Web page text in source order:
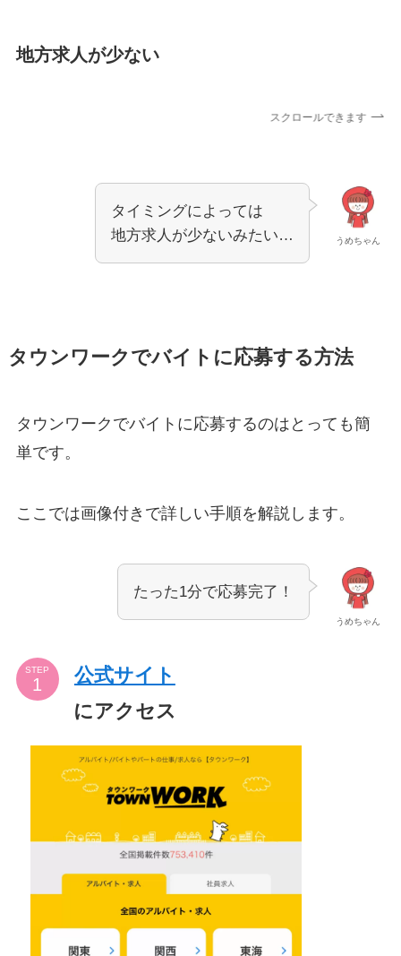
地方求人が少ない
スクロールできます
うめちゃん
タイミングによっては
地方求人が少ないみたい…
タウンワークでバイトに応募する方法
タウンワークでバイトに応募するのはとっても簡
単です。
ここでは画像付きで詳しい手順を解説します。
うめちゃん
たった1分で応募完了！
STEP
公式サイト
にアクセス